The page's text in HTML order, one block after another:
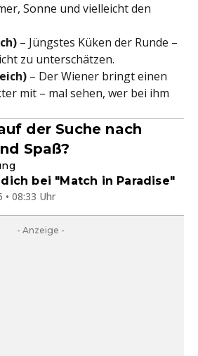
Sonne und vielleicht den
– Jüngstes Küken der Runde –
zu unterschätzen.
– Der Wiener bringt einen
mit – mal sehen, wer bei ihm
der Suche nach
Spaß?
bei "Match in Paradise"
• 08:33 Uhr
- Anzeige -